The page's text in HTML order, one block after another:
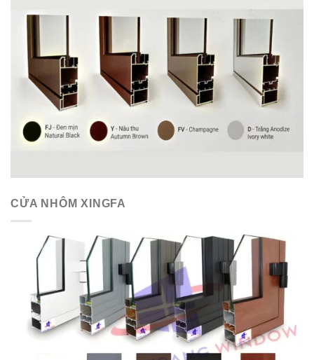
CỬA NHÔM XINGFA